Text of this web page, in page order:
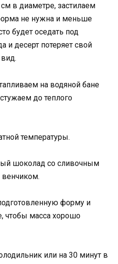
в диаметре, застилаем
не нужна и меньше
будет оседать под
и десерт потеряет свой
на водяной бане
до теплого
температуры.
шоколад со сливочным
форму и
чтобы масса хорошо
или на 30 минут в